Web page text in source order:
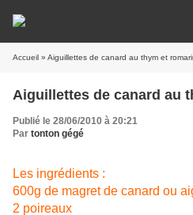
Accueil » Aiguillettes de canard au thym et
Aiguillettes de canard au
Publié le 28/06/2010 à 20:21
Par tonton gégé
Les ingrédients :
600g de magret de canard ou
2 poireaux